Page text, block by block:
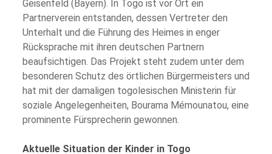
Geisenfeld (Bayern). In Togo ist vor Ort ein
Partnerverein entstanden, dessen Vertreter den
Unterhalt und die Führung des Heimes in enger
Rücksprache mit ihren deutschen Partnern
beaufsichtigen. Das Projekt steht zudem unter dem
besonderen Schutz des örtlichen Bürgermeisters und
hat mit der damaligen togolesischen Ministerin für
soziale Angelegenheiten, Bourama Mémounatou, eine
prominente Fürsprecherin gewonnen.
Aktuelle Situation der Kinder in Togo